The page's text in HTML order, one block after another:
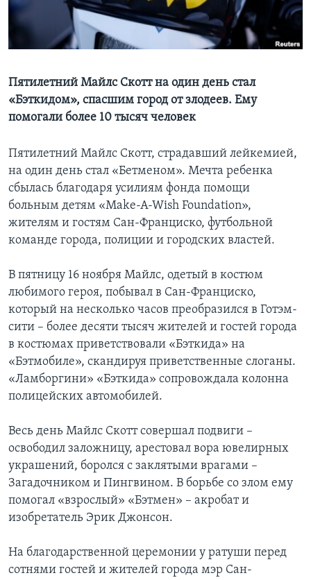
Learning English
Пятилетний Майлс Скотт на один день стал
«Бэткидом», спасшим город от злодеев. Ему
помогали более 10 тысяч человек
Пятилетний Майлс Скотт, страдавший лейкемией,
на один день стал «Бетменом». Мечта ребенка
сбылась благодаря усилиям фонда помощи
больным детям «Make-A-Wish Foundation»,
жителям и гостям Сан-Франциско, футбольной
команде города, полиции и городских властей.
В пятницу 16 ноября Майлс, одетый в костюм
любимого героя, побывал в Сан-Франциско,
который на несколько часов преобразился в Готэм-
сити – более десяти тысяч жителей и гостей города
в костюмах приветствовали «Бэткида» на
«Бэтмобиле», скандируя приветственные слоганы.
«Ламборгини» «Бэткида» сопровождала колонна
полицейских автомобилей.
Весь день Майлс Скотт совершал подвиги –
освободил заложницу, арестовал вора ювелирных
украшений, боролся с заклятыми врагами –
Загадочником и Пингвином. В борьбе со злом ему
помогал «взрослый» «Бэтмен» – акробат и
изобретатель Эрик Джонсон.
На благодарственной церемонии у ратуши перед
сотнями гостей и жителей города мэр Сан-